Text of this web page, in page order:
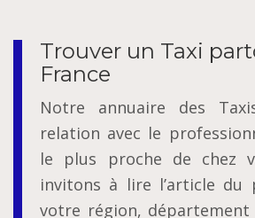
Trouver un Taxi
France
Notre annuaire des
relation avec le
le plus proche de chez
invitons à lire l’article du
votre région, département